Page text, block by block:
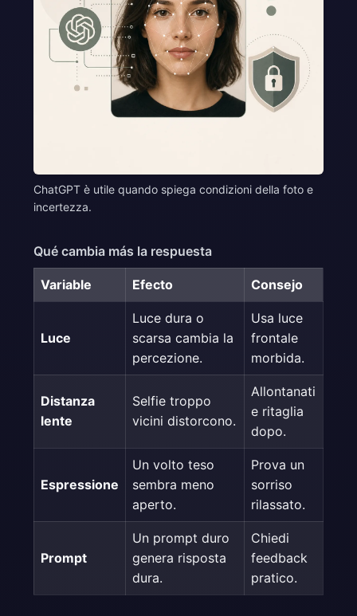
ChatGPT è utile quando spiega condizioni della foto e
incertezza.
Qué cambia más la respuesta
Variable Efecto Consejo
Luce
Luce dura o
scarsa cambia la
percezione.
Usa luce
frontale
morbida.
Distanza
lente
Selfie troppo
vicini distorcono.
Allontanati
e ritaglia
dopo.
Espressione
Un volto teso
sembra meno
aperto.
Prova un
sorriso
rilassato.
Prompt
Un prompt duro
genera risposta
dura.
Chiedi
feedback
pratico.